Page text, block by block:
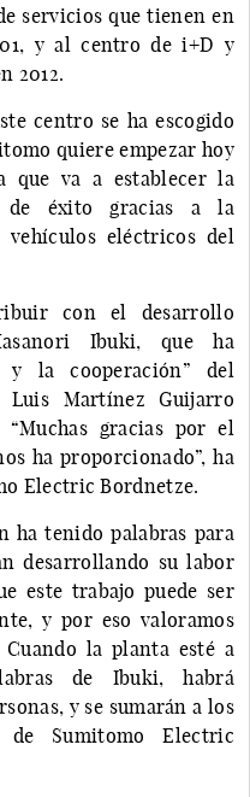
servicios que tienen en
y al centro de i+D y
2012.
centro se ha escogido
quiere empezar hoy
que va a establecer la
éxito gracias a la
eléctricos del
con el desarrollo
Ibuki, que ha
y la cooperación” del
Luis Martínez Guijarro
gracias por el
ha proporcionado”, ha
Electric Bordnetze.
ha tenido palabras para
desarrollando su labor
este trabajo puede ser
y por eso valoramos
Cuando la planta esté a
de Ibuki, habrá
y se sumarán a los
de Sumitomo Electric